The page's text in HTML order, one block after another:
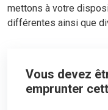
mettons à votre
différentes ainsi que
Vous devez
emprunter